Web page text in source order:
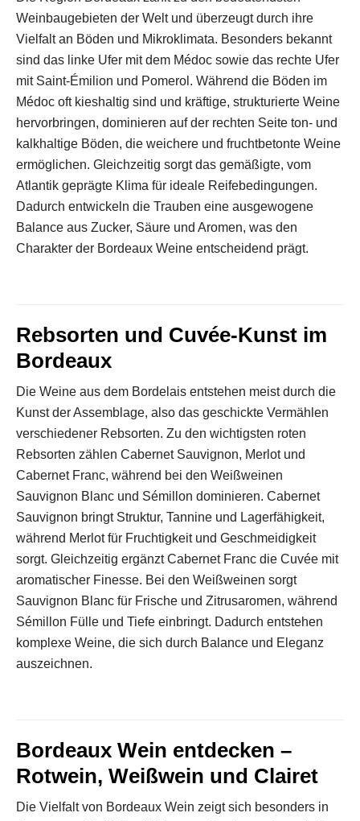
Weinbaugebieten der Welt und überzeugt durch ihre
Vielfalt an Böden und Mikroklimata. Besonders bekannt
sind das linke Ufer mit dem Médoc sowie das rechte Ufer
mit Saint-Émilion und Pomerol. Während die Böden im
Médoc oft kieshaltig sind und kräftige, strukturierte Weine
hervorbringen, dominieren auf der rechten Seite ton- und
kalkhaltige Böden, die weichere und fruchtbetonte Weine
ermöglichen. Gleichzeitig sorgt das gemäßigte, vom
Atlantik geprägte Klima für ideale Reifebedingungen.
Dadurch entwickeln die Trauben eine ausgewogene
Balance aus Zucker, Säure und Aromen, was den
Charakter der Bordeaux Weine entscheidend prägt.
Rebsorten und Cuvée-Kunst im
Bordeaux
Die Weine aus dem Bordelais entstehen meist durch die
Kunst der Assemblage, also das geschickte Vermählen
verschiedener Rebsorten. Zu den wichtigsten roten
Rebsorten zählen Cabernet Sauvignon, Merlot und
Cabernet Franc, während bei den Weißweinen
Sauvignon Blanc und Sémillon dominieren. Cabernet
Sauvignon bringt Struktur, Tannine und Lagerfähigkeit,
während Merlot für Fruchtigkeit und Geschmeidigkeit
sorgt. Gleichzeitig ergänzt Cabernet Franc die Cuvée mit
aromatischer Finesse. Bei den Weißweinen sorgt
Sauvignon Blanc für Frische und Zitrusaromen, während
Sémillon Fülle und Tiefe einbringt. Dadurch entstehen
komplexe Weine, die sich durch Balance und Eleganz
auszeichnen.
Bordeaux Wein entdecken –
Rotwein, Weißwein und Clairet
Die Vielfalt von Bordeaux Wein zeigt sich besonders in